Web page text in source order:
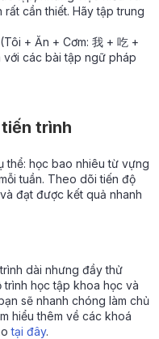
cần thiết. Hãy tập trung
+ Ăn + Cơm: 我 + 吃 +
với các bài tập ngữ pháp
trình
thể: học bao nhiêu từ vựng
tuần. Theo dõi tiến độ
đạt được kết quả nhanh
dài nhưng đầy thử
trình học tập khoa học và
sẽ nhanh chóng làm chủ
hiểu thêm về các khoá
tại đây.